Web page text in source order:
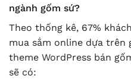
ngành gốm sứ?
Theo thống kê, 67%
mua sắm online dựa trên
theme WordPress bán
sẽ có: